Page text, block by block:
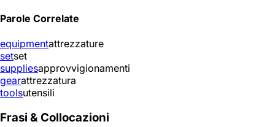
Parole Correlate
equipmentattrezzature
setset
suppliesapprovvigionamenti
gearattrezzatura
toolsutensili
Frasi & Collocazioni